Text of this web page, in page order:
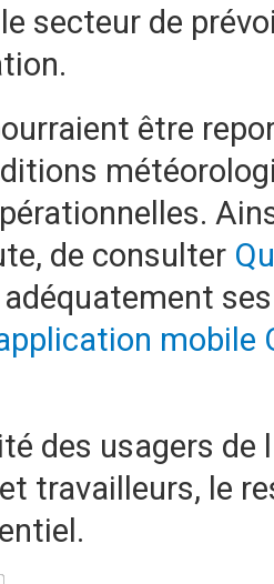
secteur de
être
de consulter
mobile
des usagers de
travailleurs, le